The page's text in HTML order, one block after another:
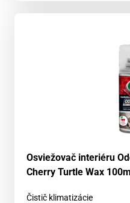
Osviežovač interiéru
Cherry Turtle Wax
Čistič klimatizácie